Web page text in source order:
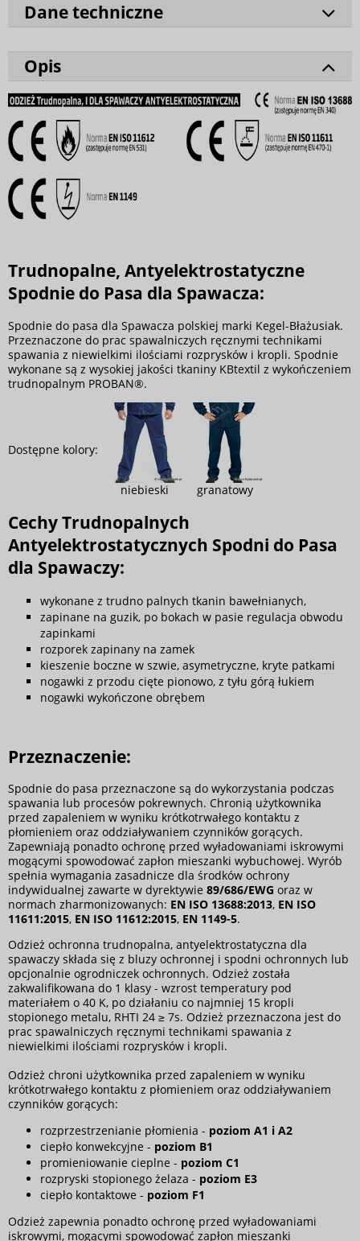
Dane techniczne
Opis
Trudnopalne, Antyelektrostatyczne
Spodnie do Pasa dla Spawacza:
Spodnie do pasa dla Spawacza polskiej marki Kegel-Błażusiak.
Przeznaczone do prac spawalniczych ręcznymi technikami
spawania z niewielkimi ilościami rozprysków i kropli. Spodnie
wykonane są z wysokiej jakości tkaniny KBtextil z wykończeniem
trudnopalnym PROBAN®.
Dostępne kolory:
niebieski granatowy
Cechy Trudnopalnych
Antyelektrostatycznych Spodni do Pasa
dla Spawaczy:
wykonane z trudno palnych tkanin bawełnianych,
zapinane na guzik, po bokach w pasie regulacja obwodu
zapinkami
rozporek zapinany na zamek
kieszenie boczne w szwie, asymetryczne, kryte patkami
nogawki z przodu cięte pionowo, z tyłu górą łukiem
nogawki wykończone obrębem
Przeznaczenie:
Spodnie do pasa przeznaczone są do wykorzystania podczas
spawania lub procesów pokrewnych. Chronią użytkownika
przed zapaleniem w wyniku krótkotrwałego kontaktu z
płomieniem oraz oddziaływaniem czynników gorących.
Zapewniają ponadto ochronę przed wyładowaniami iskrowymi
mogącymi spowodować zapłon mieszanki wybuchowej. Wyrób
spełnia wymagania zasadnicze dla środków ochrony
indywidualnej zawarte w dyrektywie 89/686/EWG oraz w
normach zharmonizowanych: EN ISO 13688:2013, EN ISO
11611:2015, EN ISO 11612:2015, EN 1149-5.
Odzież ochronna trudnopalna, antyelektrostatyczna dla
spawaczy składa się z bluzy ochronnej i spodni ochronnych lub
opcjonalnie ogrodniczek ochronnych. Odzież została
zakwalifikowana do 1 klasy - wzrost temperatury pod
materiałem o 40 K, po działaniu co najmniej 15 kropli
stopionego metalu, RHTI 24 ≥ 7s. Odzież przeznaczona jest do
prac spawalniczych ręcznymi technikami spawania z
niewielkimi ilościami rozprysków i kropli.
Odzież chroni użytkownika przed zapaleniem w wyniku
krótkotrwałego kontaktu z płomieniem oraz oddziaływaniem
czynników gorących:
rozprzestrzenianie płomienia - poziom A1 i A2
ciepło konwekcyjne - poziom B1
promieniowanie cieplne - poziom C1
rozpryski stopionego żelaza - poziom E3
ciepło kontaktowe - poziom F1
Odzież zapewnia ponadto ochronę przed wyładowaniami
iskrowymi, mogącymi spowodować zapłon mieszanki